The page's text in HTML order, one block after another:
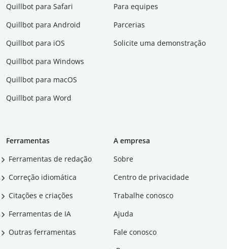
Quillbot para Safari
Quillbot para Android
Quillbot para iOS
Quillbot para Windows
Quillbot para macOS
Quillbot para Word
Para equipes
Parcerias
Solicite uma demonstração
Ferramentas
Ferramentas de redação
Correção idiomática
Citações e criações
Ferramentas de IA
Outras ferramentas
A empresa
Sobre
Centro de privacidade
Trabalhe conosco
Ajuda
Fale conosco